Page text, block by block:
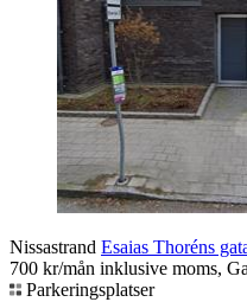
Nissastrand Esaias Thoréns
700 kr/mån inklusive moms,
Parkeringsplatser